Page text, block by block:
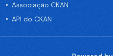
Associação CKAN
API do CKAN